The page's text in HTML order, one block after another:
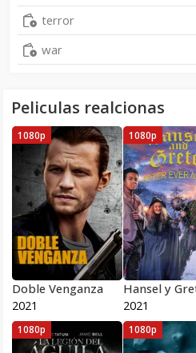
terror
war
Peliculas realcionas
Doble Venganza
2021
1080p
2021
1080p
1080p 1080p